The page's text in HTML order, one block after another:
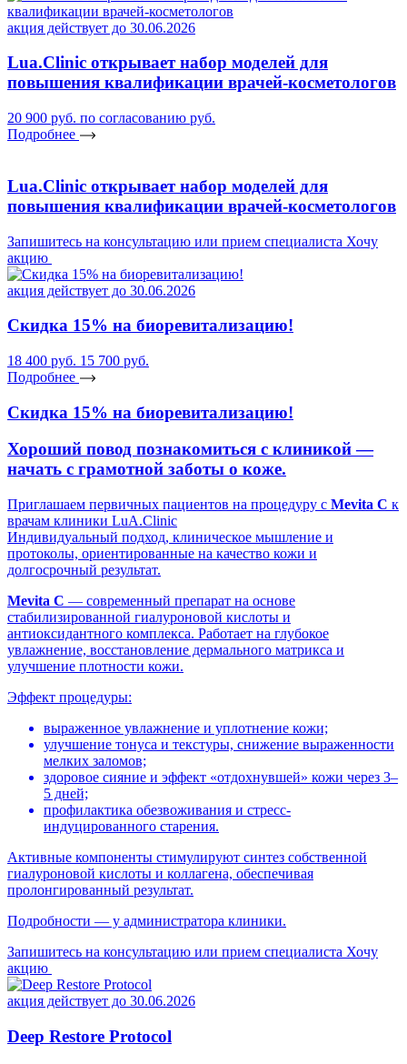
акция действует до 30.06.2026
Lua.Clinic открывает набор моделей для
повышения квалификации врачей-косметологов
20 900 руб. по согласованию руб.
Подробнее
Lua.Clinic открывает набор моделей для
повышения квалификации врачей-косметологов
Запишитесь на консультацию или прием специалиста Хочу
акцию
акция действует до 30.06.2026
Скидка 15% на биоревитализацию!
18 400 руб. 15 700 руб.
Подробнее
Скидка 15% на биоревитализацию!
Хороший повод познакомиться с клиникой —
начать с грамотной заботы о коже.
Приглашаем первичных пациентов на процедуру с Mevita C к
врачам клиники LuA.Clinic
Индивидуальный подход, клиническое мышление и
протоколы, ориентированные на качество кожи и
долгосрочный результат.
Mevita C — современный препарат на основе
стабилизированной гиалуроновой кислоты и
антиоксидантного комплекса. Работает на глубокое
увлажнение, восстановление дермального матрикса и
улучшение плотности кожи.
Эффект процедуры:
выраженное увлажнение и уплотнение кожи;
улучшение тонуса и текстуры, снижение выраженности
мелких заломов;
здоровое сияние и эффект «отдохнувшей» кожи через 3–
5 дней;
профилактика обезвоживания и стресс-
индуцированного старения.
Активные компоненты стимулируют синтез собственной
гиалуроновой кислоты и коллагена, обеспечивая
пролонгированный результат.
Подробности — у администратора клиники.
Запишитесь на консультацию или прием специалиста Хочу
акцию
акция действует до 30.06.2026
Deep Restore Protocol